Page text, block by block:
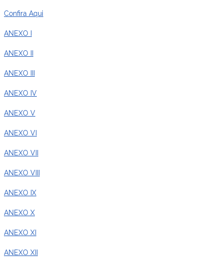
Confira Aqui
ANEXO I
ANEXO II
ANEXO III
ANEXO IV
ANEXO V
ANEXO VI
ANEXO VII
ANEXO VIII
ANEXO IX
ANEXO X
ANEXO XI
ANEXO XII